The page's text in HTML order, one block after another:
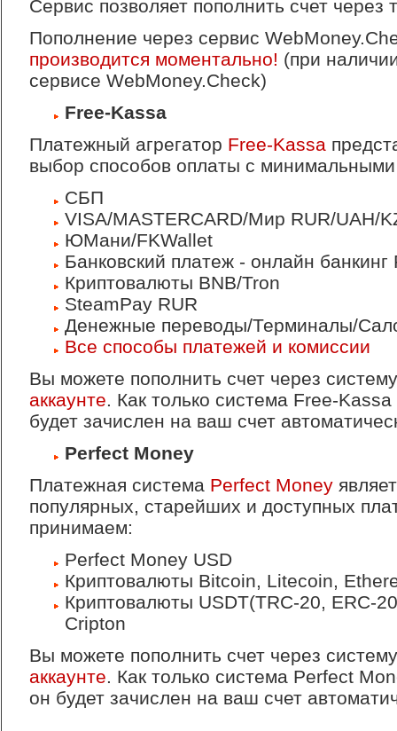
Сервис позволяет пополнить счет
Пополнение через сервис
производится моментально! (при
сервисе WebMoney.Check)
Free-Kassa
Платежный агрегатор Free-Kassa
выбор способов оплаты с
СБП
VISA/MASTERCARD/Мир RUR/UAH/
ЮМани/FKWallet
Банковский платеж - онлайн банкинг
Криптовалюты BNB/Tron
SteamPay RUR
Денежные переводы/Терминалы/
Все способы платежей и комиссии
Вы можете пополнить счет через
аккаунте. Как только система Free-
будет зачислен на ваш счет
Perfect Money
Платежная система Perfect Money
популярных, старейших и доступных
принимаем:
Perfect Money USD
Криптовалюты Bitcoin, Litecoin,
Криптовалюты USDT(TRC-20, ERC-
Cripton
Вы можете пополнить счет через
аккаунте. Как только система Perfect
он будет зачислен на ваш счет